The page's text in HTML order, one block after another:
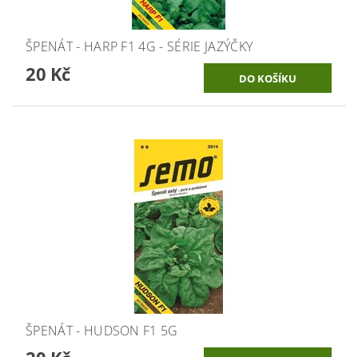
ŠPENÁT - HARP F1 4G - SÉRIE JAZÝČKY
20 Kč
ŠPENÁT - HUDSON F1 5G